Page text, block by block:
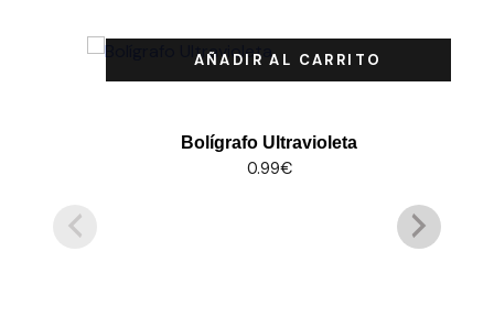
AÑADIR AL CARRITO
Bolígrafo Ultravioleta
0.99€